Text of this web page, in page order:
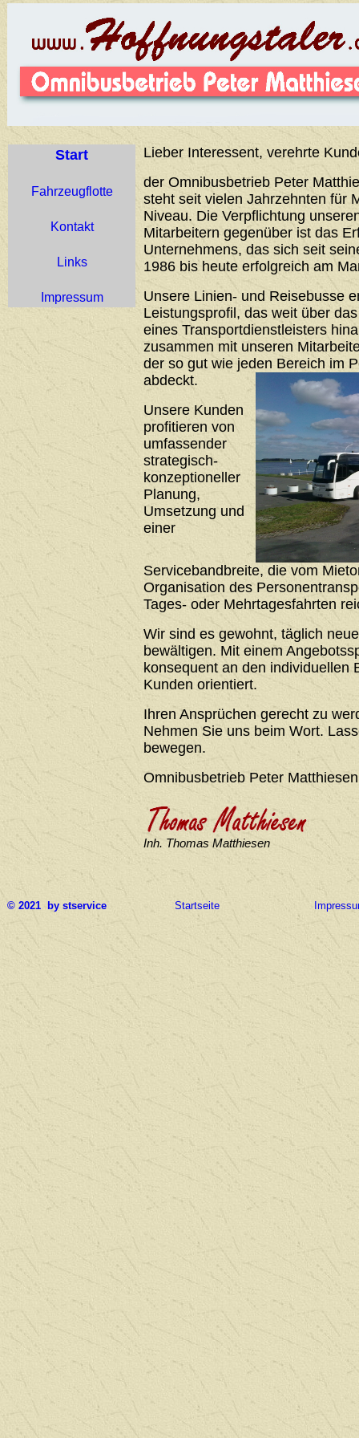
Start
Fahrzeugflotte
Kontakt
Links
Impressum
Lieber Interessent, verehrte
der Omnibusbetrieb Peter
steht seit vielen Jahrzehnten für
Niveau. Die Verpflichtung
Mitarbeitern gegenüber ist das
Unternehmens, das sich seit
1986 bis heute erfolgreich am
Unsere Linien- und Reisebusse
Leistungsprofil, das weit über
eines Transportdienstleisters
zusammen mit unseren
der so gut wie jeden Bereich im
abdeckt.
Unsere Kunden
profitieren von
umfassender
strategisch-
konzeptioneller
Planung,
Umsetzung und
einer
Servicebandbreite, die vom
Organisation des
Tages- oder Mehrtagesfahrten
Wir sind es gewohnt, täglich
bewältigen. Mit einem
konsequent an den individuellen
Kunden orientiert.
Ihren Ansprüchen gerecht zu
Nehmen Sie uns beim Wort.
bewegen.
Omnibusbetrieb Peter Matthiesen
Inh. Thomas Matthiesen
© 2021 by stservice Startseite